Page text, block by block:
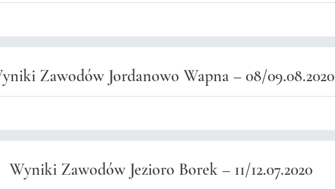
Zawodów Jordanowo Wapna – 08/09.08.2020
Wyniki Zawodów Jezioro Borek – 11/12.07.2020